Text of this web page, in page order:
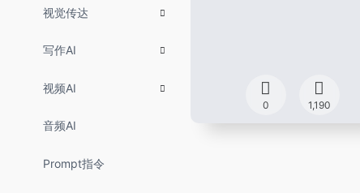
视觉传达
写作AI
视频AI
音频AI
Prompt指令
0 1,190